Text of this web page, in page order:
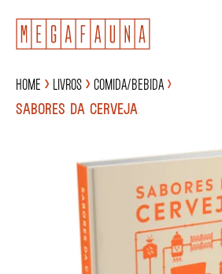
Home Livros
Comida/Bebida
SABORES DA CERVEJA